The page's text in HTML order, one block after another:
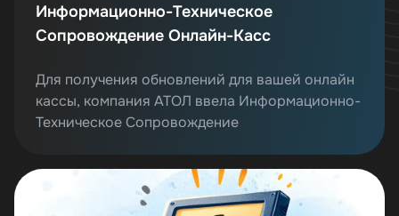
Информационно-Техническое
Сопровождение Онлайн-Касс
Для получения обновлений для вашей онлайн
кассы, компания АТОЛ ввела Информационно-
Техническое Сопровождение